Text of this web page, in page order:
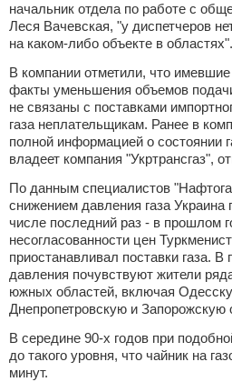
начальник отдела по работе с
Леся Вачевская, "у диспетчеров
на каком-либо объекте в областях".
В компании отметили, что
факты уменьшения объемов
не связаны с поставками
газа неплательщикам. Ранее в
полной информацией о состоянии
владеет компания "Укртрансгаз",
По данным специалистов
снижением давления газа
числе последний раз - в прошлом
несогласованности цен
приостанавливал поставки газа.
давления почувствуют жители
южных областей, включая
Днепропетровскую и Запорожскую
В середине 90-х годов при
до такого уровня, что чайник на
минут.